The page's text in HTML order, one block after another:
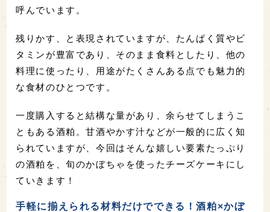
呼んでいます。
残りかす、と表現されていますが、たんぱく質やビ
タミンが豊富であり、そのまま食料としたり、他の
料理に使ったり、用途がたくさんある点でも魅力的
な食材のひとつです。
一度購入すると結構な量があり、余らせてしまうこ
ともある酒粕。甘酒やかす汁などが一般的に広く知
られていますが、今回はそんな嬉しい要素たっぷり
の酒粕を、旬のかぼちゃを使ったチーズケーキにし
ていきます！
手軽に揃えられる材料だけでできる！酒粕×かぼ